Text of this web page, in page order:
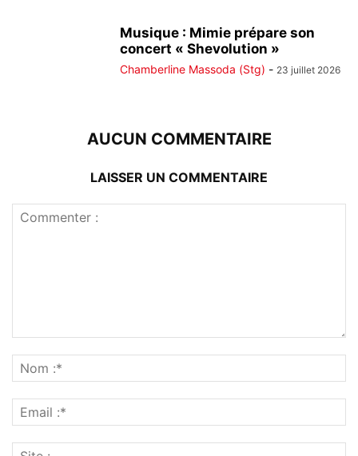
Musique : Mimie prépare son
concert « Shevolution »
Chamberline Massoda (Stg) - 23 juillet 2026
AUCUN COMMENTAIRE
LAISSER UN COMMENTAIRE